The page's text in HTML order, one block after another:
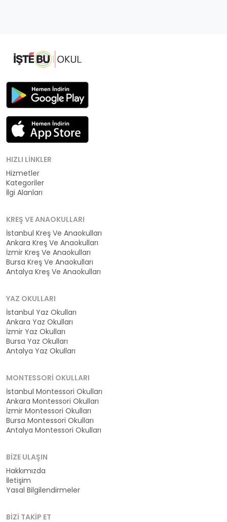
HIZLI LINKLER
Hizmetler
Kategoriler
İlgi Alanları
KREŞ VE ANAOKULLARI
İstanbul Kreş Ve Anaokulları
Ankara Kreş Ve Anaokulları
İzmir Kreş Ve Anaokulları
Bursa Kreş Ve Anaokulları
Antalya Kreş Ve Anaokulları
YAZ OKULLARI
İstanbul Yaz Okulları
Ankara Yaz Okulları
İzmir Yaz Okulları
Bursa Yaz Okulları
Antalya Yaz Okulları
MONTESSORI OKULLARI
İstanbul Montessori Okulları
Ankara Montessori Okulları
İzmir Montessori Okulları
Bursa Montessori Okulları
Antalya Montessori Okulları
BIZE ULAŞIN
Hakkımızda
İletişim
Yasal Bilgilendirmeler
BIZI TAKIP ET